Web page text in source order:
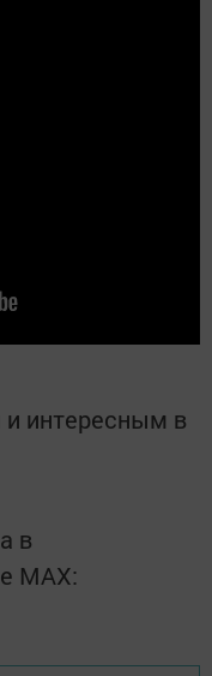
интересным в
в
MАХ: